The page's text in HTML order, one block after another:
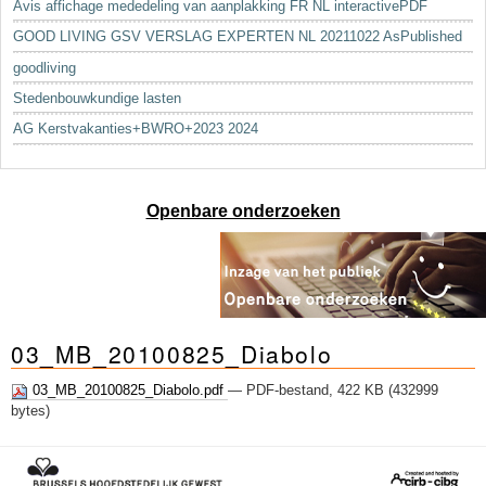
Avis affichage mededeling van aanplakking FR NL interactivePDF
GOOD LIVING GSV VERSLAG EXPERTEN NL 20211022 AsPublished
goodliving
Stedenbouwkundige lasten
AG Kerstvakanties+BWRO+2023 2024
Openbare onderzoeken
03_MB_20100825_Diabolo
03_MB_20100825_Diabolo.pdf — PDF-bestand, 422 KB (432999
bytes)